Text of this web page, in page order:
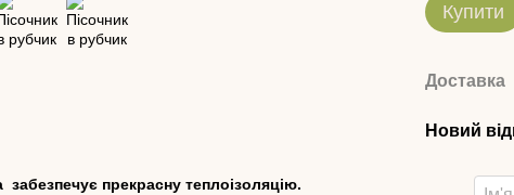
забезпечує прекрасну теплоізоляцію.
Купити
Доставка
Новий